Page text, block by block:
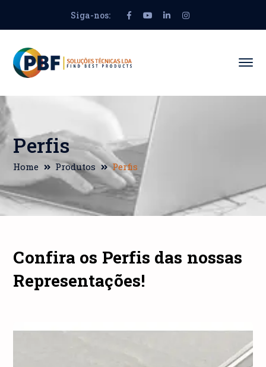
Siga-nos:
Facebook
Profile
Youtube
Profile
LinkedIn
ProfileProfile
Perfis
Home Produtos Perfis
Confira os Perfis das nossas
Representações!